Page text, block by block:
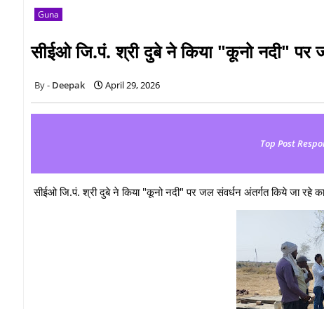
Guna
सीईओ जि.पं. श्री दुबे ने किया "कूनो नदी" पर
Deepak April 29, 2026
Top Post
सीईओ जि.पं. श्री दुबे ने किया "कूनो नदी" पर जल संवर्धन अंतर्गत किये जा रहे